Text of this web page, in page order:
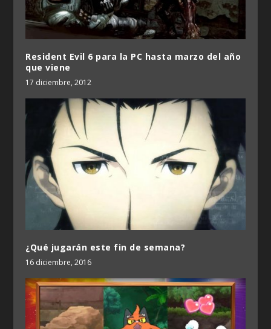
Resident Evil 6 para la PC hasta marzo del año
que viene
17 diciembre, 2012
¿Qué jugarán este fin de semana?
16 diciembre, 2016